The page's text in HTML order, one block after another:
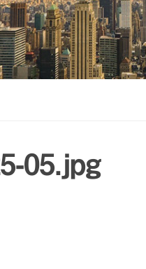
05.jpg